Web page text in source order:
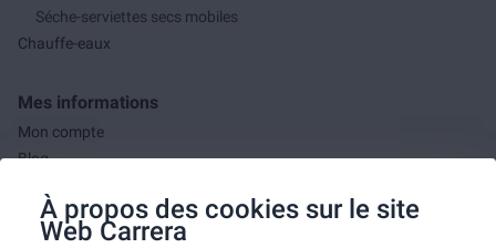
À propos des cookies sur le site
Web Carrera
Séche-serviettes secs mobiles
Chauffe-eaux
Mes informations
Mon compte
Blog
Mes commandes